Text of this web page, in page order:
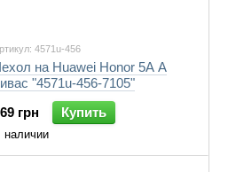
4571u-456
на Huawei Honor 5A А
"4571u-456-7105"
грн
Купить
наличии